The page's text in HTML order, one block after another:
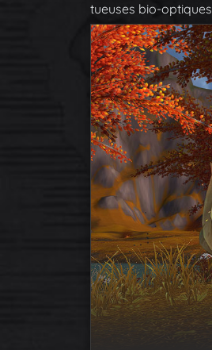
tueuses bio-optiques